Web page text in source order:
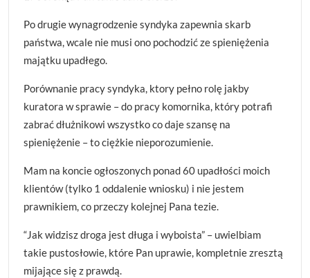
Po drugie wynagrodzenie syndyka zapewnia skarb
państwa, wcale nie musi ono pochodzić ze spieniężenia
majątku upadłego.
Porównanie pracy syndyka, ktory pełno rolę jakby
kuratora w sprawie – do pracy komornika, który potrafi
zabrać dłużnikowi wszystko co daje szansę na
spieniężenie – to ciężkie nieporozumienie.
Mam na koncie ogłoszonych ponad 60 upadłości moich
klientów (tylko 1 oddalenie wniosku) i nie jestem
prawnikiem, co przeczy kolejnej Pana tezie.
“Jak widzisz droga jest długa i wyboista” – uwielbiam
takie pustosłowie, które Pan uprawie, kompletnie zresztą
mijające się z prawdą.